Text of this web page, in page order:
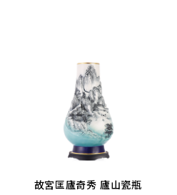
故宮匡廬奇秀 廬山瓷瓶